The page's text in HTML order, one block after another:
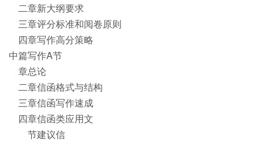
二章新大纲要求
三章评分标准和阅卷原则
四章写作高分策略
中篇写作A节
章总论
二章信函格式与结构
三章信函写作速成
四章信函类应用文
节建议信